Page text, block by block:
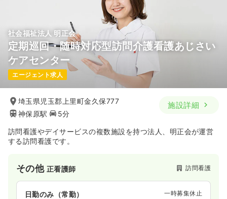
社会福祉法人 明正会
定期巡回・随時対応型訪問介護看護あじさい
ケアセンター
エージェント求人
埼玉県児玉郡上里町金久保777
神保原駅
5分
施設詳細
訪問看護やデイサービスの複数施設を持つ法人、明正会が運営
する訪問看護です。
その他 正看護師 訪問看護
日勤のみ（常勤） 一時募集休止